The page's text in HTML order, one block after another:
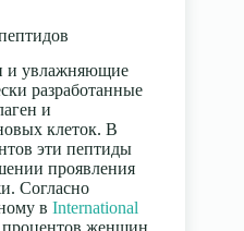
и увлажняющие
разработанные
и
клеток. В
эти пептиды
проявления
Согласно
в International